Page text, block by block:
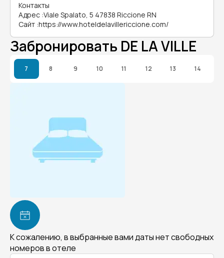
Контакты
Адрес :Viale Spalato, 5 47838 Riccione RN
Сайт :https://www.hoteldelavillericcione.com/
Забронировать DE LA VILLE
7 8 9 10 11 12 13 14
К сожалению, в выбранные вами даты нет свободных
номеров в отеле